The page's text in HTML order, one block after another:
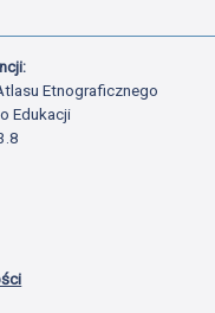
Etnograficznego
Edukacji